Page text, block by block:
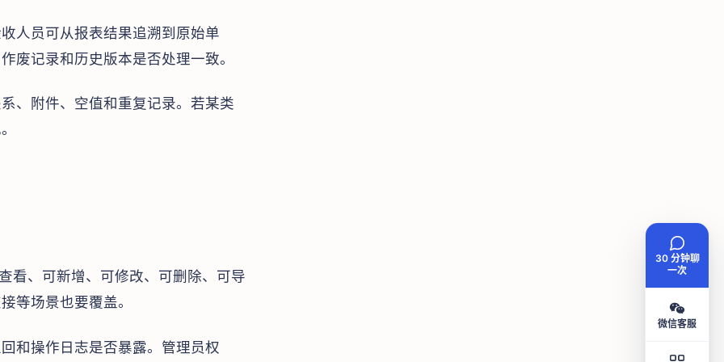
人员可从报表结果追溯到原始单
废记录和历史版本是否处理一致。
、附件、空值和重复记录。若某类
看、可新增、可修改、可删除、可导
等场景也要覆盖。
和操作日志是否暴露。管理员权
30 分钟聊
一次
微信客服